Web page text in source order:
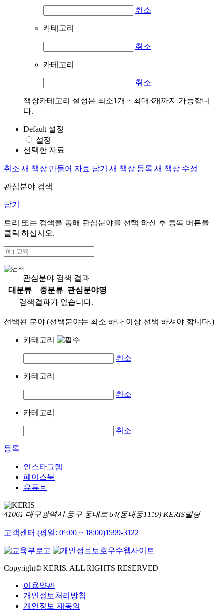
취소
카테고리
취소
카테고리
취소
책장카테고리 설정은 최소1개 ~ 최대3개까지 가능합니
다.
Default 설정
설정
선택한 자료
취소 새 책장 만들어 자료 담기 새 책장 등록 새 책장 수정
관심분야 검색
닫기
트리 또는 검색을 통해 관심분야를 선택 하신 후 등록 버튼을
클릭 하십시오.
관심분야 검색 결과
대분류
중분류
관심분야명
검색결과가 없습니다.
선택된 분야 (선택분야는 최소 하나 이상 선택 하셔야 합니다.)
카테고리
취소
카테고리
취소
카테고리
취소
등록
인스타그램
페이스북
유튜브
41061 대구광역시 동구 동내로 64(동내동1119) KERIS빌딩
고객센터 (평일: 09:00 ~ 18:00)1599-3122
Copyright© KERIS. ALL RIGHTS RESERVED
이용약관
개인정보처리방침
개인정보 재동의